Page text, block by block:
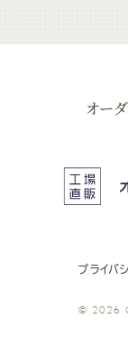
オー
プライバ
© 2026